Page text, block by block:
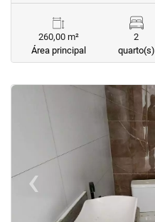
260,00 m²
Área principal
2
quarto(s)
‹Previous